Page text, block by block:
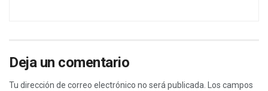
Deja un comentario
Tu dirección de correo electrónico no será publicada. Los campos